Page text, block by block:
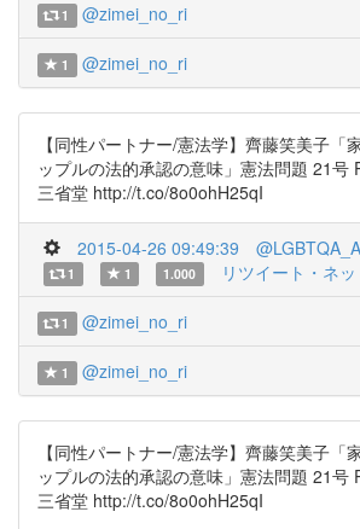
1 @zimei_no_ri
1 @zimei_no_ri
【同性パートナー/憲法学】齊藤笑美子「
ップルの法的承認の意味」憲法問題 21号
三省堂 http://t.co/8o0ohH25qI
2015-04-26 09:49:39
1 1 1.000 リツイート・ネ
1 @zimei_no_ri
1 @zimei_no_ri
【同性パートナー/憲法学】齊藤笑美子「
ップルの法的承認の意味」憲法問題 21号
三省堂 http://t.co/8o0ohH25qI